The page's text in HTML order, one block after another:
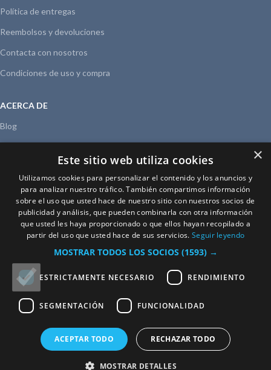
Política de entregas
Reembolsos y devoluciones
Contacta con nosotros
Condiciones de uso y compra
ACERCA DE
Blog
Política de privacidad
×
Este sitio web utiliza cookies
Utilizamos cookies para personalizar el contenido y los anuncios y
para analizar nuestro tráfico. También compartimos información
sobre el uso que usted hace de nuestro sitio con nuestros socios de
publicidad y análisis, que pueden combinarla con otra información
que usted les haya proporcionado o que ellos hayan recopilado a
partir del uso que usted hace de sus servicios.Seguir leyendo
MOSTRAR TODOS LOS SOCIOS (1593) →
ESTRICTAMENTE NECESARIO RENDIMIENTO
SEGMENTACIÓN FUNCIONALIDAD
ACEPTAR TODO RECHAZAR TODO
MOSTRAR DETALLES